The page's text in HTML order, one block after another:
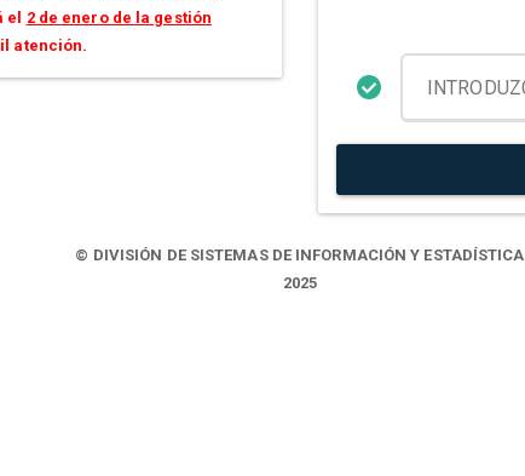
el 2 de enero de la gestión
atención.
© DIVISIÓN DE SISTEMAS DE INFORMACIÓN Y ESTADÍSTICA
2025